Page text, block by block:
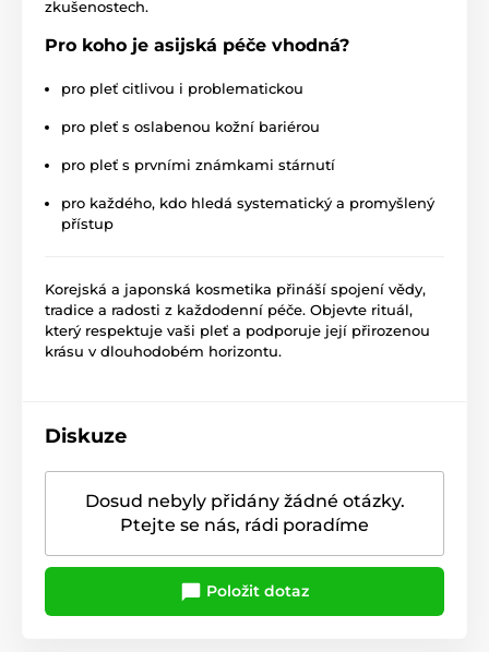
zkušenostech.
Pro koho je asijská péče vhodná?
pro pleť citlivou i problematickou
pro pleť s oslabenou kožní bariérou
pro pleť s prvními známkami stárnutí
pro každého, kdo hledá systematický a promyšlený
přístup
Korejská a japonská kosmetika přináší spojení vědy,
tradice a radosti z každodenní péče. Objevte rituál,
který respektuje vaši pleť a podporuje její přirozenou
krásu v dlouhodobém horizontu.
Diskuze
Dosud nebyly přidány žádné otázky.
Ptejte se nás, rádi poradíme
Položit dotaz